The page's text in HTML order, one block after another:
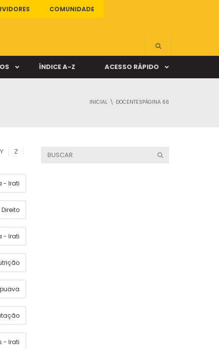
COMUNIDADE
ÍNDICE A-Z ACESSO RÁPIDO
INICIAL DOCENTESPÁGINA 66
Y Z
- Irati
Direito
- Irati
- Irati